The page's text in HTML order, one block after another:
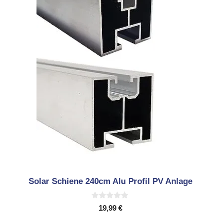
Solar Schiene 240cm Alu Profil PV Anlage
19,99 €